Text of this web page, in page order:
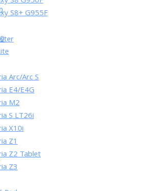
S8+ G955F
Arc/Arc S
E4/E4G
M2
S LT26i
X10i
Z1
Z2 Tablet
Z3